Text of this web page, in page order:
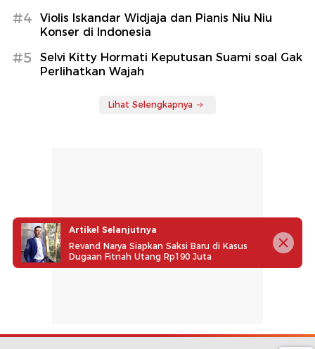
#4
Violis Iskandar Widjaja dan Pianis Niu Niu
Konser di Indonesia
#5
Selvi Kitty Hormati Keputusan Suami soal Gak
Perlihatkan Wajah
Lihat Selengkapnya
Artikel Selanjutnya
Revand Narya Siapkan Saksi Baru di Kasus
Dugaan Fitnah Utang Rp190 Juta